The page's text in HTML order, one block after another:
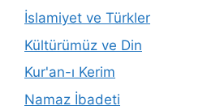
İslamiyet ve Türkler
Kültürümüz ve Din
Kur'an-ı Kerim
Namaz İbadeti